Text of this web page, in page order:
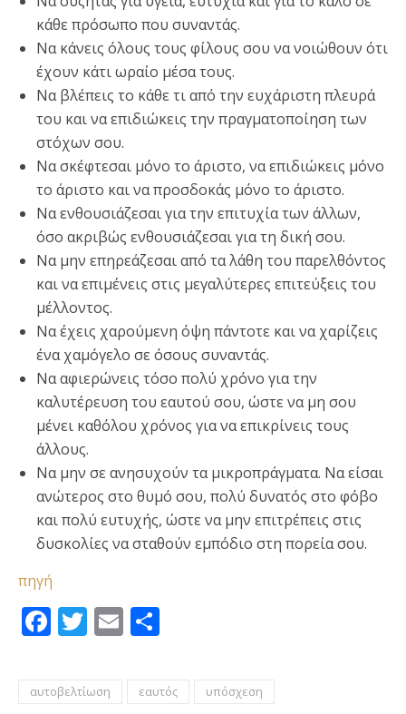
κάθε πρόσωπο που συναντάς.
Να κάνεις όλους τους φίλους σου να νοιώθουν ότι
έχουν κάτι ωραίο μέσα τους.
Να βλέπεις το κάθε τι από την ευχάριστη πλευρά
του και να επιδιώκεις την πραγματοποίηση των
στόχων σου.
Να σκέφτεσαι μόνο το άριστο, να επιδιώκεις μόνο
το άριστο και να προσδοκάς μόνο το άριστο.
Να ενθουσιάζεσαι για την επιτυχία των άλλων,
όσο ακριβώς ενθουσιάζεσαι για τη δική σου.
Να μην επηρεάζεσαι από τα λάθη του παρελθόντος
και να επιμένεις στις μεγαλύτερες επιτεύξεις του
μέλλοντος.
Να έχεις χαρούμενη όψη πάντοτε και να χαρίζεις
ένα χαμόγελο σε όσους συναντάς.
Να αφιερώνεις τόσο πολύ χρόνο για την
καλυτέρευση του εαυτού σου, ώστε να μη σου
μένει καθόλου χρόνος για να επικρίνεις τους
άλλους.
Να μην σε ανησυχούν τα μικροπράγματα. Να είσαι
ανώτερος στο θυμό σου, πολύ δυνατός στο φόβο
και πολύ ευτυχής, ώστε να μην επιτρέπεις στις
δυσκολίες να σταθούν εμπόδιο στη πορεία σου.
πηγή
Facebook
Twitter
Email
αυτοβελτίωση εαυτός υπόσχεση